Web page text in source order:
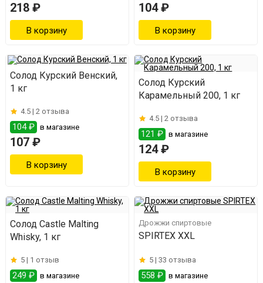
218 ₽ 104 ₽
Солод Курский Венский,
1 кг
4.5 | 2 отзыва
104 ₽ в магазине
107 ₽
Солод Курский
Карамельный 200, 1 кг
4.5 |2 отзыва
121 ₽ в магазине
124 ₽
Солод Castle Malting
Whisky, 1 кг
5 | 1 отзыв
249 ₽ в магазине
Дрожжи спиртовые
SPIRTEX XXL
5 |33 отзыва
558 ₽ в магазине